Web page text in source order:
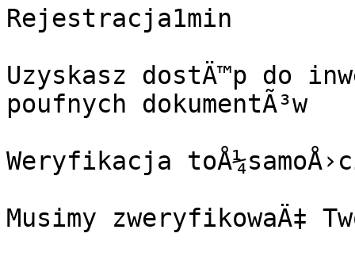
Rejestracja1min
Uzyskasz dostÄ™p do
poufnych dokumentÃ³w
Weryfikacja
Musimy zweryfikowaÄ‡